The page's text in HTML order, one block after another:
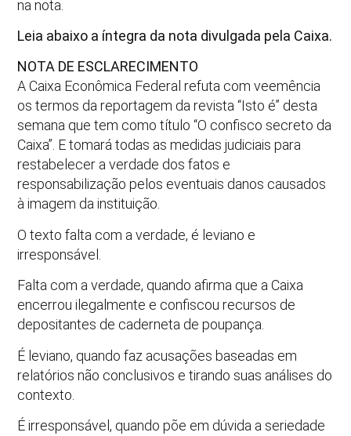
na nota.
Leia abaixo a íntegra da nota divulgada pela Caixa.
NOTA DE ESCLARECIMENTO
A Caixa Econômica Federal refuta com veemência
os termos da reportagem da revista “Isto é” desta
semana que tem como título “O confisco secreto da
Caixa”. E tomará todas as medidas judiciais para
restabelecer a verdade dos fatos e
responsabilização pelos eventuais danos causados
à imagem da instituição.
O texto falta com a verdade, é leviano e
irresponsável.
Falta com a verdade, quando afirma que a Caixa
encerrou ilegalmente e confiscou recursos de
depositantes de caderneta de poupança.
É leviano, quando faz acusações baseadas em
relatórios não conclusivos e tirando suas análises do
contexto.
É irresponsável, quando põe em dúvida a seriedade